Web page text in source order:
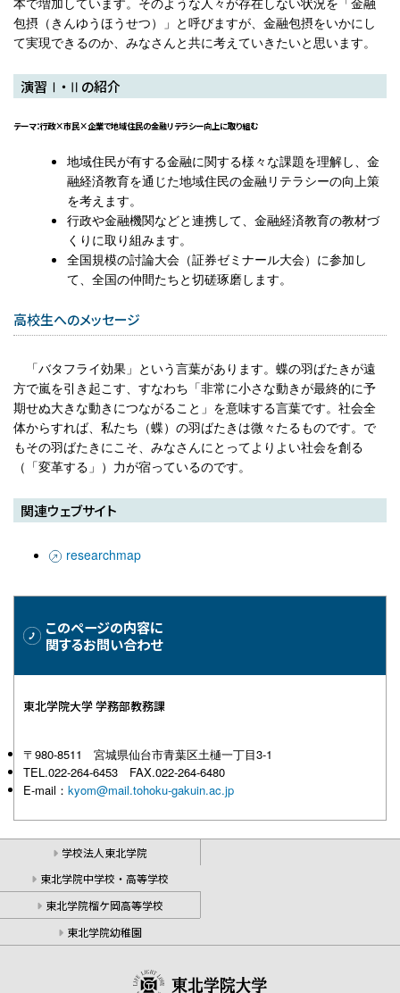
包摂（きんゆうほうせつ）」と呼びますが、金融包摂をいかにし
て実現できるのか、みなさんと共に考えていきたいと思います。
演習Ⅰ・Ⅱの紹介
テーマ：行政×市民×企業で地域住民の金融リテラシー向上に取り組む
地域住民が有する金融に関する様々な課題を理解し、金
融経済教育を通じた地域住民の金融リテラシーの向上策
を考えます。
行政や金融機関などと連携して、金融経済教育の教材づ
くりに取り組みます。
全国規模の討論大会（証券ゼミナール大会）に参加し
て、全国の仲間たちと切磋琢磨します。
高校生へのメッセージ
「バタフライ効果」という言葉があります。蝶の羽ばたきが遠
方で嵐を引き起こす、すなわち「非常に小さな動きが最終的に予
期せぬ大きな動きにつながること」を意味する言葉です。社会全
体からすれば、私たち（蝶）の羽ばたきは微々たるものです。で
もその羽ばたきにこそ、みなさんにとってよりよい社会を創る
（「変革する」）力が宿っているのです。
関連ウェブサイト
researchmap
このページの内容に
関するお問い合わせ
東北学院大学 学務部教務課
〒980-8511 宮城県仙台市青葉区土樋一丁目3-1
TEL.022-264-6453 FAX.022-264-6480
E-mail： kyom@mail.tohoku-gakuin.ac.jp
学校法人東北学院
東北学院中学校・高等学校
東北学院榴ケ岡高等学校
東北学院幼稚園